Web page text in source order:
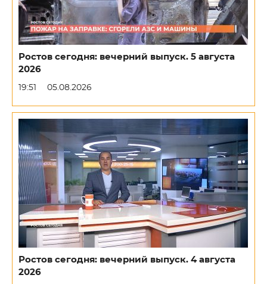
Ростов сегодня: вечерний выпуск. 5 августа
2026
19:51 05.08.2026
Ростов сегодня: вечерний выпуск. 4 августа
2026